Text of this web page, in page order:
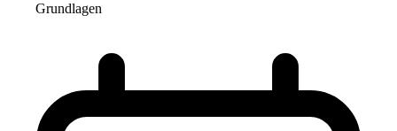
Grundlagen